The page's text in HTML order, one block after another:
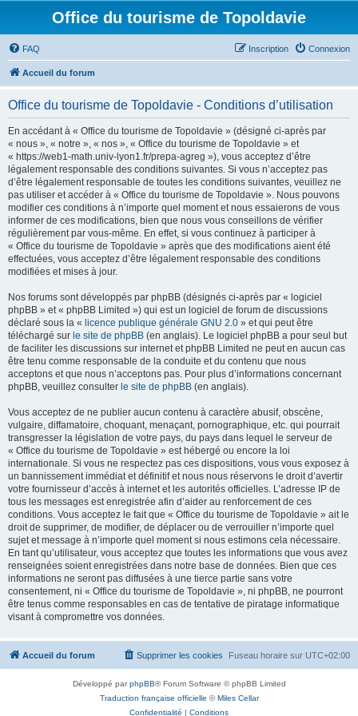
Office du tourisme de Topoldavie
FAQ Connexion
Inscription
Accueil du forum
Office du tourisme de Topoldavie - Conditions d’utilisation
En accédant à « Office du tourisme de Topoldavie » (désigné ci-après par
« nous », « notre », « nos », « Office du tourisme de Topoldavie » et
« https://web1-math.univ-lyon1.fr/prepa-agreg »), vous acceptez d’être
légalement responsable des conditions suivantes. Si vous n’acceptez pas
d’être légalement responsable de toutes les conditions suivantes, veuillez ne
pas utiliser et accéder à « Office du tourisme de Topoldavie ». Nous pouvons
modifier ces conditions à n’importe quel moment et nous essaierons de vous
informer de ces modifications, bien que nous vous conseillons de vérifier
régulièrement par vous-même. En effet, si vous continuez à participer à
« Office du tourisme de Topoldavie » après que des modifications aient été
effectuées, vous acceptez d’être légalement responsable des conditions
modifiées et mises à jour.
Nos forums sont développés par phpBB (désignés ci-après par « logiciel
phpBB » et « phpBB Limited ») qui est un logiciel de forum de discussions
déclaré sous la « licence publique générale GNU 2.0 » et qui peut être
téléchargé sur le site de phpBB (en anglais). Le logiciel phpBB a pour seul but
de faciliter les discussions sur internet et phpBB Limited ne peut en aucun cas
être tenu comme responsable de la conduite et du contenu que nous
acceptons et que nous n’acceptons pas. Pour plus d’informations concernant
phpBB, veuillez consulter le site de phpBB (en anglais).
Vous acceptez de ne publier aucun contenu à caractère abusif, obscène,
vulgaire, diffamatoire, choquant, menaçant, pornographique, etc. qui pourrait
transgresser la législation de votre pays, du pays dans lequel le serveur de
« Office du tourisme de Topoldavie » est hébergé ou encore la loi
internationale. Si vous ne respectez pas ces dispositions, vous vous exposez à
un bannissement immédiat et définitif et nous nous réservons le droit d’avertir
votre fournisseur d’accès à internet et les autorités officielles. L’adresse IP de
tous les messages est enregistrée afin d’aider au renforcement de ces
conditions. Vous acceptez le fait que « Office du tourisme de Topoldavie » ait le
droit de supprimer, de modifier, de déplacer ou de verrouiller n’importe quel
sujet et message à n’importe quel moment si nous estimons cela nécessaire.
En tant qu’utilisateur, vous acceptez que toutes les informations que vous avez
renseignées soient enregistrées dans notre base de données. Bien que ces
informations ne seront pas diffusées à une tierce partie sans votre
consentement, ni « Office du tourisme de Topoldavie », ni phpBB, ne pourront
être tenus comme responsables en cas de tentative de piratage informatique
visant à compromettre vos données.
Accueil du forum Fuseau horaire sur UTC+02:00
Supprimer les cookies
Développé parphpBB® Forum Software © phpBB Limited
Traduction française officielle ©Miles Cellar
Confidentialité | Conditions